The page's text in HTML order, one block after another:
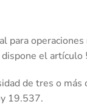
para
el artículo
de tres o
19.537.